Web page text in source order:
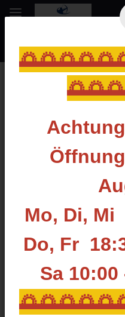
Mo, Di,
Do, Fr
Sa 10:00
Zurück zur Liste Koffer für